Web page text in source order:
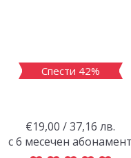
Спести 42%
€19,00 / 37,16 лв.
с 6 месечен